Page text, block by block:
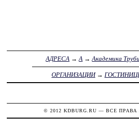
АДРЕСА →А →Академика
ОРГАНИЗАЦИИ→
© 2012 KDBURG.RU — ВСЕ ПРАВА